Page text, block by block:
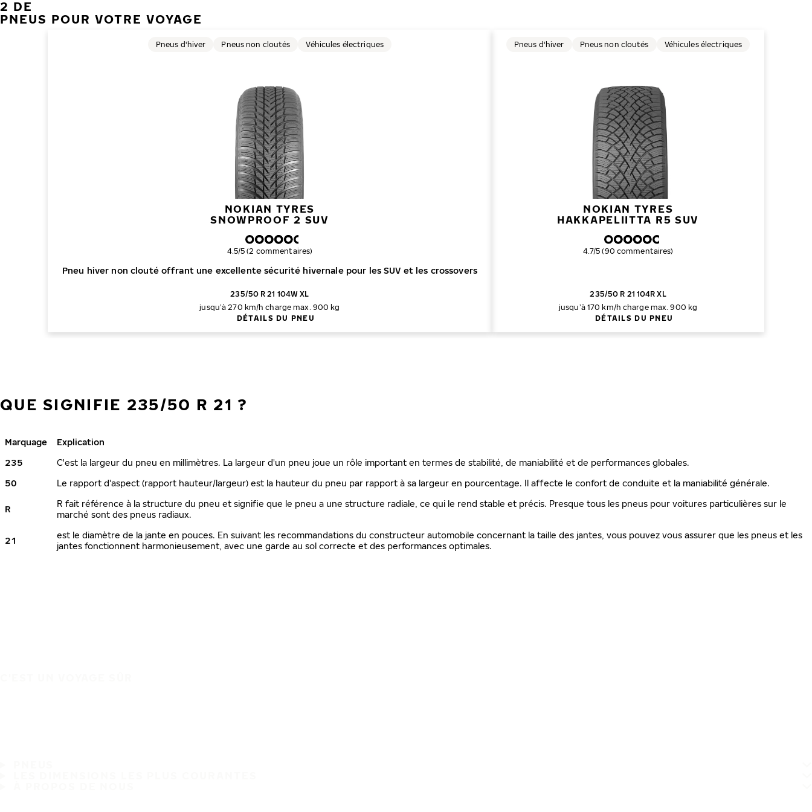
2 DE
PNEUS POUR VOTRE VOYAGE
NOKIAN TYRES
SNOWPROOF 2 SUV
Pneu hiver non clouté offrant une excellente sécurité hivernale pour les SUV et les crossovers
Pneus d'hiver Pneus non cloutés Véhicules électriques
Note globale
4.5/5 (2 commentaires)
235/50 R 21 104W XL
jusqu’à 270 km/h charge max. 900 kg
DÉTAILS DU PNEU
NOKIAN TYRES
HAKKAPELIITTA R5 SUV
Pneus d'hiver Pneus non cloutés Véhicules électriques
Note globale
4.7/5 (90 commentaires)
235/50 R 21 104R XL
jusqu’à 170 km/h charge max. 900 kg
DÉTAILS DU PNEU
QUE SIGNIFIE 235/50 R 21 ?
Marquage
Explication
235
C'est la largeur du pneu en millimètres. La largeur d'un pneu joue un rôle important en termes de stabilité, de maniabilité et de performances globales.
50
Le rapport d'aspect (rapport hauteur/largeur) est la hauteur du pneu par rapport à sa largeur en pourcentage. Il affecte le confort de conduite et la maniabilité générale.
R
R fait référence à la structure du pneu et signifie que le pneu a une structure radiale, ce qui le rend stable et précis. Presque tous les pneus pour voitures particulières sur le
marché sont des pneus radiaux.
21
est le diamètre de la jante en pouces. En suivant les recommandations du constructeur automobile concernant la taille des jantes, vous pouvez vous assurer que les pneus et les
jantes fonctionnent harmonieusement, avec une garde au sol correcte et des performances optimales.